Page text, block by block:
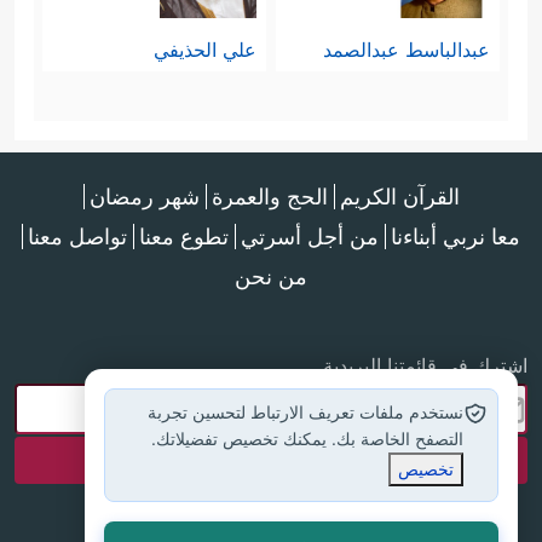
عبدالباسط عبدالصمد علي الحذيفي
القرآن الكريم الحج والعمرة شهر رمضان
معا نربي أبناءنا من أجل أسرتي تطوع معنا تواصل معنا
من نحن
اشترك في قائمتنا البريدية
نستخدم ملفات تعريف الارتباط لتحسين تجربة
التصفح الخاصة بك. يمكنك تخصيص تفضيلاتك.
تخصيص